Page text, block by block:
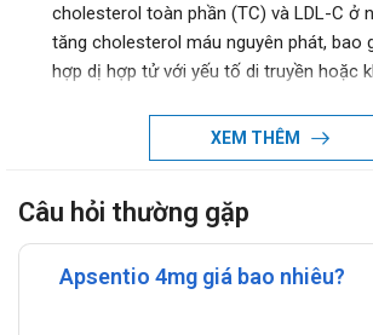
cholesterol toàn phần (TC) và LDL-C ở
tăng cholesterol máu nguyên phát, bao
hợp dị hợp tử với yếu tố di truyền hoặc
(TG) trong máu, từ đó giảm nguy cơ
lipid máu dạng hỗn hợp, hỗ trợ điều
về lipid trong máu.
Chống chỉ định khi dùng
XEM THÊM
Câu hỏi thường gặp
Apsentio 4mg giá bao nhiêu?